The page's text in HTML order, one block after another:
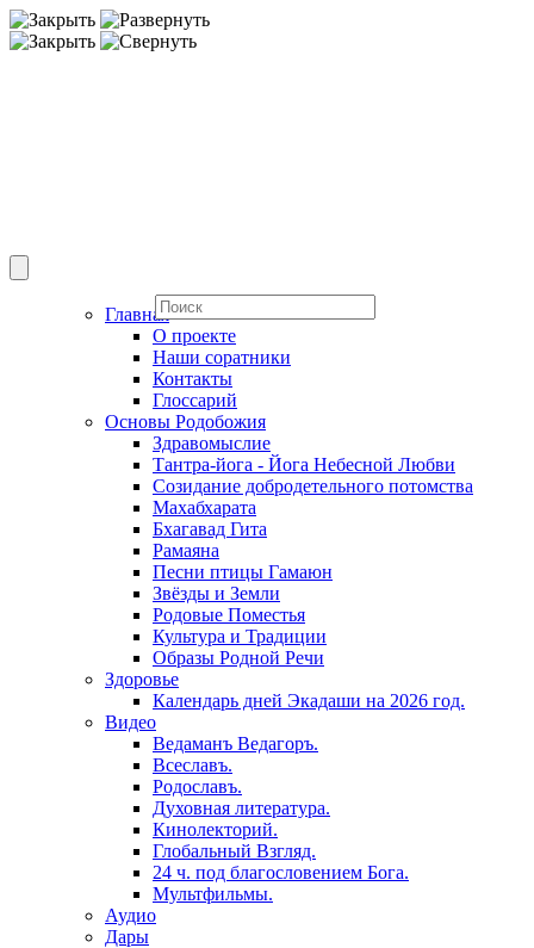
Главная
О проекте
Наши соратники
Контакты
Глоссарий
Основы Родобожия
Здравомыслие
Тантра-йога - Йога Небесной Любви
Созидание добродетельного потомства
Махабхарата
Бхагавад Гита
Рамаяна
Песни птицы Гамаюн
Звёзды и Земли
Родовые Поместья
Культура и Традиции
Образы Родной Речи
Здоровье
Календарь дней Экадаши на 2026 год.
Видео
Ведаманъ Ведагоръ.
Всеславъ.
Родославъ.
Духовная литература.
Кинолекторий.
Глобальный Взгляд.
24 ч. под благословением Бога.
Мультфильмы.
Аудио
Дары